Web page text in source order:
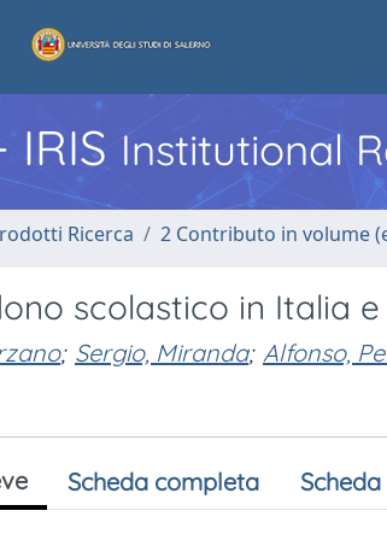
IRIS Institutional
Ricerca 2 Contributo in volume
scolastico in Italia
; Sergio, Miranda; Alfonso,
Scheda completa